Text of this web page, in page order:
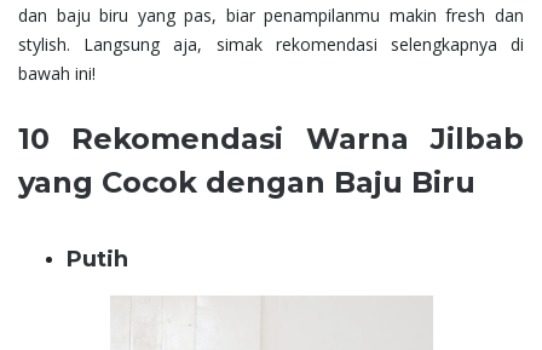
dan baju biru yang pas, biar penampilanmu makin fresh dan
stylish. Langsung aja, simak rekomendasi selengkapnya di
bawah ini!
10 Rekomendasi Warna Jilbab
yang Cocok dengan Baju Biru
Putih